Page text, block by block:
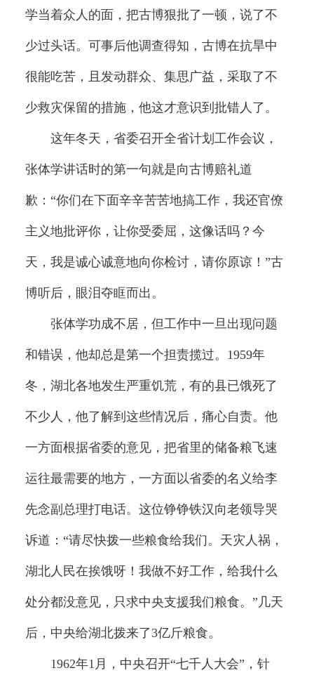
学当着众人的面，把古博狠批了一顿，说了不
少过头话。可事后他调查得知，古博在抗旱中
很能吃苦，且发动群众、集思广益，采取了不
少救灾保留的措施，他这才意识到批错人了。
这年冬天，省委召开全省计划工作会议，
张体学讲话时的第一句就是向古博赔礼道
歉：“你们在下面辛辛苦苦地搞工作，我还官僚
主义地批评你，让你受委屈，这像话吗？今
天，我是诚心诚意地向你检讨，请你原谅！”古
博听后，眼泪夺眶而出。
张体学功成不居，但工作中一旦出现问题
和错误，他却总是第一个担责揽过。1959年
冬，湖北各地发生严重饥荒，有的县已饿死了
不少人，他了解到这些情况后，痛心自责。他
一方面根据省委的意见，把省里的储备粮飞速
运往最需要的地方，一方面以省委的名义给李
先念副总理打电话。这位铮铮铁汉向老领导哭
诉道：“请尽快拨一些粮食给我们。天灾人祸，
湖北人民在挨饿呀！我做不好工作，给我什么
处分都没意见，只求中央支援我们粮食。”几天
后，中央给湖北拨来了3亿斤粮食。
1962年1月，中央召开“七千人大会”，针